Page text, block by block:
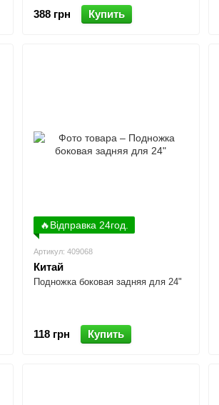
388 грн Купить
🔥Відправка 24год.
Артикул: 409068
Китай
Подножка боковая задняя для 24"
118 грн Купить